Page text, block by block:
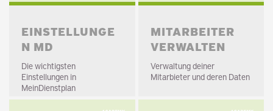
EINSTELLUNGE
N MD
Die wichtigsten
Einstellungen in
MeinDienstplan
MITARBEITER
VERWALTEN
Verwaltung deiner
Mitarbieter und deren Daten